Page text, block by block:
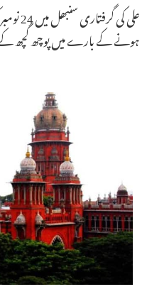
علی
ہونے کے بارے میں پوچھ گچھ کے